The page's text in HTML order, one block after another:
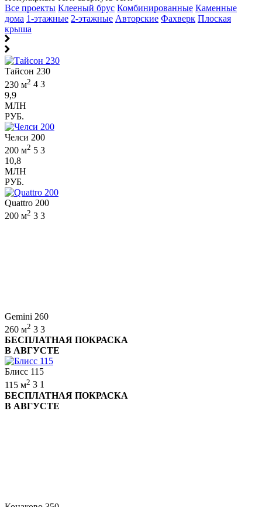
Все проекты Клееный брус Комбинированные Каменные
дома 1-этажные 2-этажные Авторские Фахверк Плоская
крыша
Тайсон 230
230 м2 4 3
9,9
МЛН
РУБ.
Челси 200
200 м2 5 3
10,8
МЛН
РУБ.
Quattro 200
200 м2 3 3
Gemini 260
260 м2 3 3
БЕСПЛАТНАЯ ПОКРАСКА
В АВГУСТЕ
Блисс 115
115 м2 3 1
БЕСПЛАТНАЯ ПОКРАСКА
В АВГУСТЕ